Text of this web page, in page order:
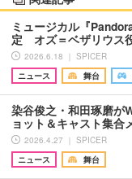
ミュージカル『
定 オズ＝ベザリウス
2026.6.18 ｜ SPICER
ニュース
舞台
染谷俊之・和田琢磨
ョット＆キャスト集
2026.4.27 ｜ SPICER
ニュース
舞台